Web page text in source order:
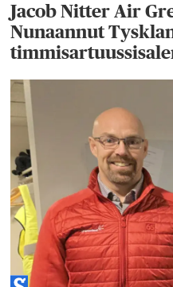
Jacob Nitter Air
Nunaannut